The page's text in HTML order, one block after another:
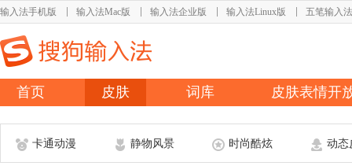
输入法手机版 输入法Mac版 输入法企业版 输入法Linux版 五笔输入法
首页 皮肤 词库 皮肤表情开
卡通动漫 静物风景 时尚酷炫 动态